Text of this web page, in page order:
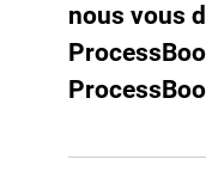
nous vous